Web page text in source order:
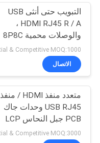
1000قاعدة T RJ45
12
22
التبويب حتى أنثى USB
HDMI RJ45 R / A ،
والوصلات محمية 8P8C
وحدات وحدات
الاتصال
متعدد منفذ HDMI / منفذ
USB RJ45 وحدات جاك
PCB جبل النحاس LCP
المواد